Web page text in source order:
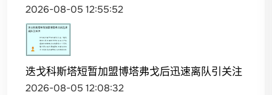
2026-08-05 12:55:52
迭戈科斯塔短暂加盟博塔弗戈后迅速离队引关注
2026-08-05 12:08:32